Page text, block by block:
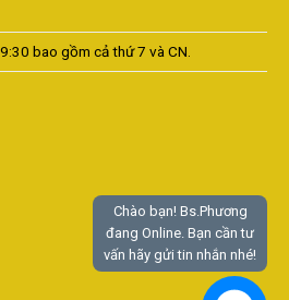
bao gồm cả thứ 7 và CN.
Chào bạn! Bs.Phương
đang Online. Bạn cần tư
vấn hãy gửi tin nhắn nhé!